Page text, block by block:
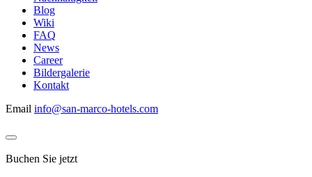
Blog
Wiki
FAQ
News
Career
Bildergalerie
Kontakt
Email info@san-marco-hotels.com
Buchen Sie jetzt